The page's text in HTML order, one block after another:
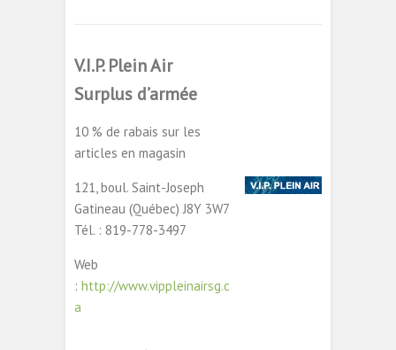
V.I.P. Plein Air
Surplus d’armée
10 % de rabais sur les
articles en magasin
121, boul. Saint-Joseph
Gatineau (Québec) J8Y 3W7
Tél. : 819-778-3497
Web
: http://www.vippleinairsg.c
a